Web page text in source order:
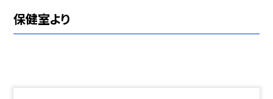
保健室より